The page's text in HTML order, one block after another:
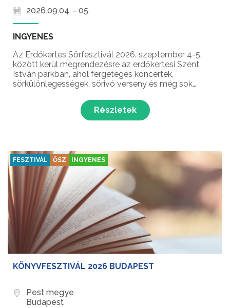
2026.09.04. - 05.
INGYENES
Az Erdőkertes Sörfesztivál 2026. szeptember 4-5.
között kerül megrendezésre az erdőkertesi Szent
István parkban, ahol fergeteges koncertek,
sörkülönlegességek, sörivó verseny és még sok
legnépszerűbb őszi rendezvényén!
Részletek
FESZTIVÁL ŐSZ INGYENES
KÖNYVFESZTIVÁL 2026 BUDAPEST
Pest megye
Budapest